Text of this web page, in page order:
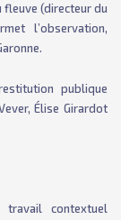
fleuve (directeur du
l’observation,
publique
Élise Girardot
travail contextuel